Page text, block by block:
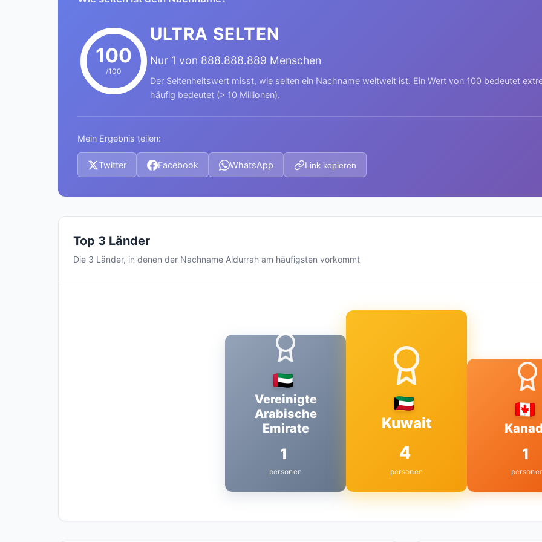
100
/100
ULTRA SELTEN
Nur 1 von 888.888.889 Menschen
Der Seltenheitswert misst, wie selten ein Nachname weltweit ist. Ein Wert von 100 bedeutet
häufig bedeutet (> 10 Millionen).
Mein Ergebnis teilen:
Twitter Facebook WhatsApp Link kopieren
Top 3 Länder
Die 3 Länder, in denen der Nachname Aldurrah am häufigsten vorkommt
Vereinigte
Arabische
Emirate
1
personen
Kuwait
4
personen
1